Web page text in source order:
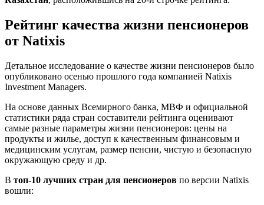
Рейтинг качества жизни пенсионеров
от Natixis
Детальное исследование о качестве жизни пенсионеров было
опубликовано осенью прошлого года компанией Natixis
Investment Managers.
На основе данных Всемирного банка, МВФ и официальной
статистики ряда стран составители рейтинга оценивают
самые разные параметры жизни пенсионеров: цены на
продукты и жилье, доступ к качественным финансовым и
медицинским услугам, размер пенсии, чистую и безопасную
окружающую среду и др.
В топ-10 лучших стран для пенсионеров по версии Natixis
вошли: